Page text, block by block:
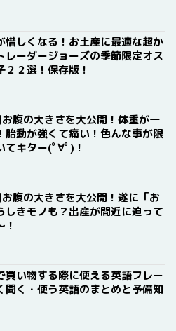
惜しくなる！お土産に最適な超か
ーダージョーズの季節限定オス
２２選！保存版！
腹の大きさを大公開！体重が一
胎動が強くて痛い！色んな事が限
てキター(ﾟ∀ﾟ)！
腹の大きさを大公開！遂に「お
しきモノも？出産が間近に迫って
買い物する際に使える英語フレー
聞く・使う英語のまとめと予備知